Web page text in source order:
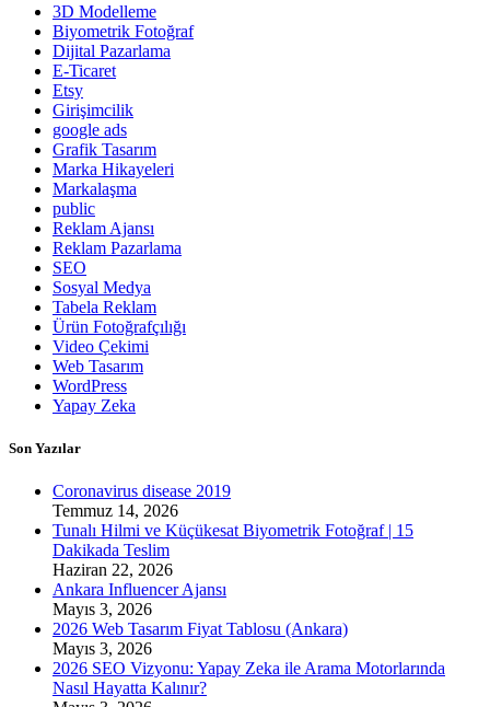
3D Modelleme
Biyometrik Fotoğraf
Dijital Pazarlama
E-Ticaret
Etsy
Girişimcilik
google ads
Grafik Tasarım
Marka Hikayeleri
Markalaşma
public
Reklam Ajansı
Reklam Pazarlama
SEO
Sosyal Medya
Tabela Reklam
Ürün Fotoğrafçılığı
Video Çekimi
Web Tasarım
WordPress
Yapay Zeka
Son Yazılar
Coronavirus disease 2019
Temmuz 14, 2026
Tunalı Hilmi ve Küçükesat Biyometrik Fotoğraf | 15
Dakikada Teslim
Haziran 22, 2026
Ankara Influencer Ajansı
Mayıs 3, 2026
2026 Web Tasarım Fiyat Tablosu (Ankara)
Mayıs 3, 2026
2026 SEO Vizyonu: Yapay Zeka ile Arama Motorlarında
Nasıl Hayatta Kalınır?